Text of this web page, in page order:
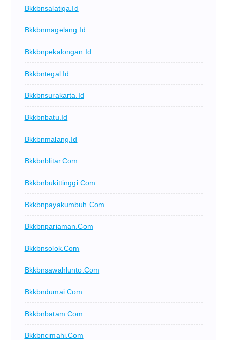
Bkkbnsalatiga.id
Bkkbnmagelang.id
Bkkbnpekalongan.id
Bkkbntegal.id
Bkkbnsurakarta.id
Bkkbnbatu.id
Bkkbnmalang.id
Bkkbnblitar.com
Bkkbnbukittinggi.com
Bkkbnpayakumbuh.com
Bkkbnpariaman.com
Bkkbnsolok.com
Bkkbnsawahlunto.com
Bkkbndumai.com
Bkkbnbatam.com
Bkkbncimahi.com